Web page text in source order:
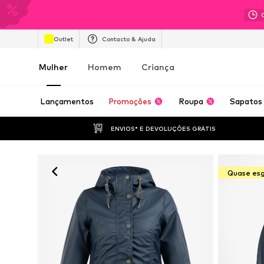
Outlet Contacto & Ajuda
Mulher Homem Criança
Lançamentos Promoções Roupa Sapatos
ENVIOS* E DEVOLUÇÕES GRÁTIS
Quase